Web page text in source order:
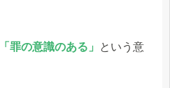
罪の意識のある」
という意